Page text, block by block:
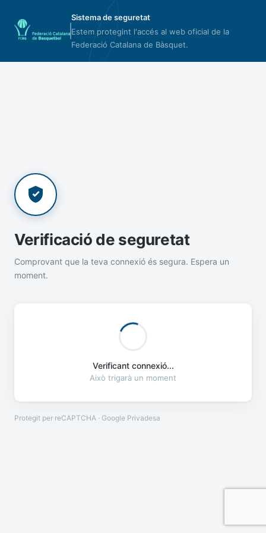
Sistema de seguretat
Estem protegint l'accés al web oficial de la
Federació Catalana de Bàsquet.
Verificació de seguretat
Comprovant que la teva connexió és segura. Espera un
moment.
Verificant connexió...
Això trigarà un moment
Protegit per reCAPTCHA · Google Privadesa